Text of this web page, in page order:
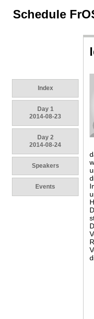
Schedule
Index
Day 1
2014-08-23
Day 2
2014-08-24
Speakers
Events